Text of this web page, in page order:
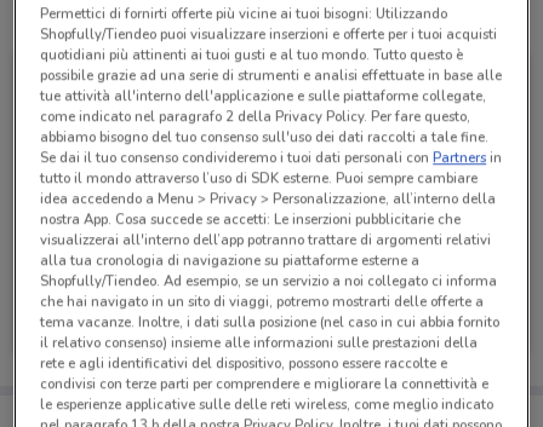
Tutte le promozioni di questo negozio
+ Medical Parafarmacia
Scade il 08/09
Porta DoveConviene sempre con te!
Permettici di fornirti offerte più vicine ai tuoi bisogni: Utilizzando
Shopfully/Tiendeo puoi visualizzare inserzioni e offerte per i tuoi acquisti
quotidiani più attinenti ai tuoi gusti e al tuo mondo. Tutto questo è
possibile grazie ad una serie di strumenti e analisi effettuate in base alle
tue attività all'interno dell'applicazione e sulle piattaforme collegate,
come indicato nel paragrafo 2 della Privacy Policy. Per fare questo,
abbiamo bisogno del tuo consenso sull'uso dei dati raccolti a tale fine.
Se dai il tuo consenso condivideremo i tuoi dati personali conPartnersin
tutto il mondo attraverso l’uso di SDK esterne. Puoi sempre cambiare
idea accedendo a Menu > Privacy > Personalizzazione, all’interno della
nostra App. Cosa succede se accetti: Le inserzioni pubblicitarie che
visualizzerai all'interno dell’app potranno trattare di argomenti relativi
alla tua cronologia di navigazione su piattaforme esterne a
Shopfully/Tiendeo. Ad esempio, se un servizio a noi collegato ci informa
che hai navigato in un sito di viaggi, potremo mostrarti delle offerte a
tema vacanze. Inoltre, i dati sulla posizione (nel caso in cui abbia fornito
il relativo consenso) insieme alle informazioni sulle prestazioni della
rete e agli identificativi del dispositivo, possono essere raccolte e
condivisi con terze parti per comprendere e migliorare la connettività e
le esperienze applicative sulle delle reti wireless, come meglio indicato